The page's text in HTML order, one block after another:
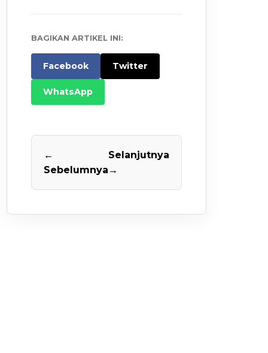
BAGIKAN ARTIKEL INI:
Facebook Twitter
WhatsApp
←
Sebelumnya
Selanjutnya
→